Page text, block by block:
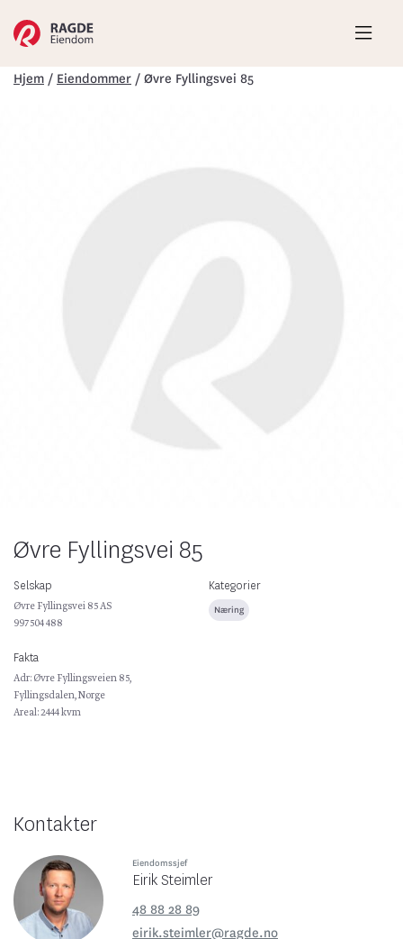
Hjem / Eiendommer / Øvre Fyllingsvei 85
Øvre Fyllingsvei 85
Selskap
Øvre Fyllingsvei 85 AS
997 504 488
Kategorier
Næring
Fakta
Adr: Øvre Fyllingsveien 85,
Fyllingsdalen, Norge
Areal: 2444 kvm
Kontakter
Eiendomssjef
Eirik Steimler
48 88 28 89
eirik.steimler@ragde.no